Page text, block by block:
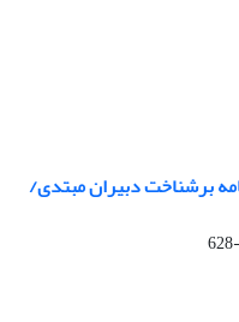
برشناخت دبیران مبتدی/